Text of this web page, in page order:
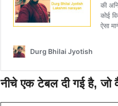
नीचे एक टेबल दी गई है, जो